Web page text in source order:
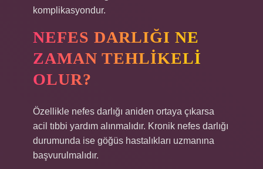
komplikasyondur.
NEFES DARLIĞI NE
ZAMAN TEHLIKELI
OLUR?
Özellikle nefes darlığı aniden ortaya çıkarsa
acil tıbbi yardım alınmalıdır. Kronik nefes darlığı
durumunda ise göğüs hastalıkları uzmanına
başvurulmalıdır.